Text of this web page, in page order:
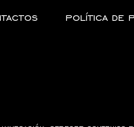
política de